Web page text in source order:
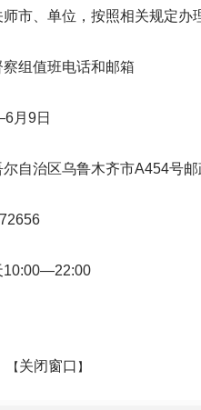
市、单位，按照相关规定办
组值班电话和邮箱
月9日
自治区乌鲁木齐市A454号邮
10:00—22:00
【关闭窗口 】